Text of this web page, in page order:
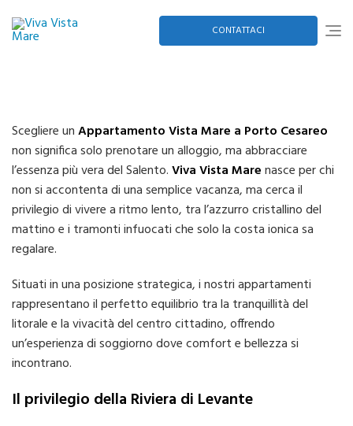
content CONTATTACI
Scegliere unAppartamento Vista Mare a Porto Cesareo
non significa solo prenotare un alloggio, ma abbracciare
l’essenza più vera del Salento.Viva Vista Marenasce per chi
non si accontenta di una semplice vacanza, ma cerca il
privilegio di vivere a ritmo lento, tra l’azzurro cristallino del
mattino e i tramonti infuocati che solo la costa ionica sa
regalare.
Situati in una posizione strategica, i nostri appartamenti
rappresentano il perfetto equilibrio tra la tranquillità del
litorale e la vivacità del centro cittadino, offrendo
un’esperienza di soggiorno dove comfort e bellezza si
incontrano.
Il privilegio della Riviera di Levante